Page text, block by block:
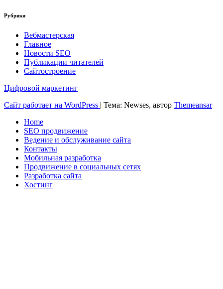
Рубрики
Вебмастерская
Главное
Новости SEO
Публикации читателей
Сайтостроение
Цифровой маркетинг
Сайт работает на WordPress | Тема: Newses, автор Themeansar
Home
SEO продвижение
Ведение и обслуживание сайта
Контакты
Мобильная разработка
Продвижение в социальных сетях
Разработка сайта
Хостинг